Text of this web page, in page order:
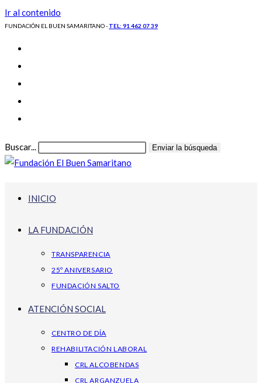
Ir al contenido
FUNDACIÓN EL BUEN SAMARITANO - TEL: 91 462 07 39
Buscar... Enviar la búsqueda
INICIO
LA FUNDACIÓN
TRANSPARENCIA
25º ANIVERSARIO
FUNDACIÓN SALTO
ATENCIÓN SOCIAL
CENTRO DE DÍA
REHABILITACIÓN LABORAL
CRL ALCOBENDAS
CRL ARGANZUELA